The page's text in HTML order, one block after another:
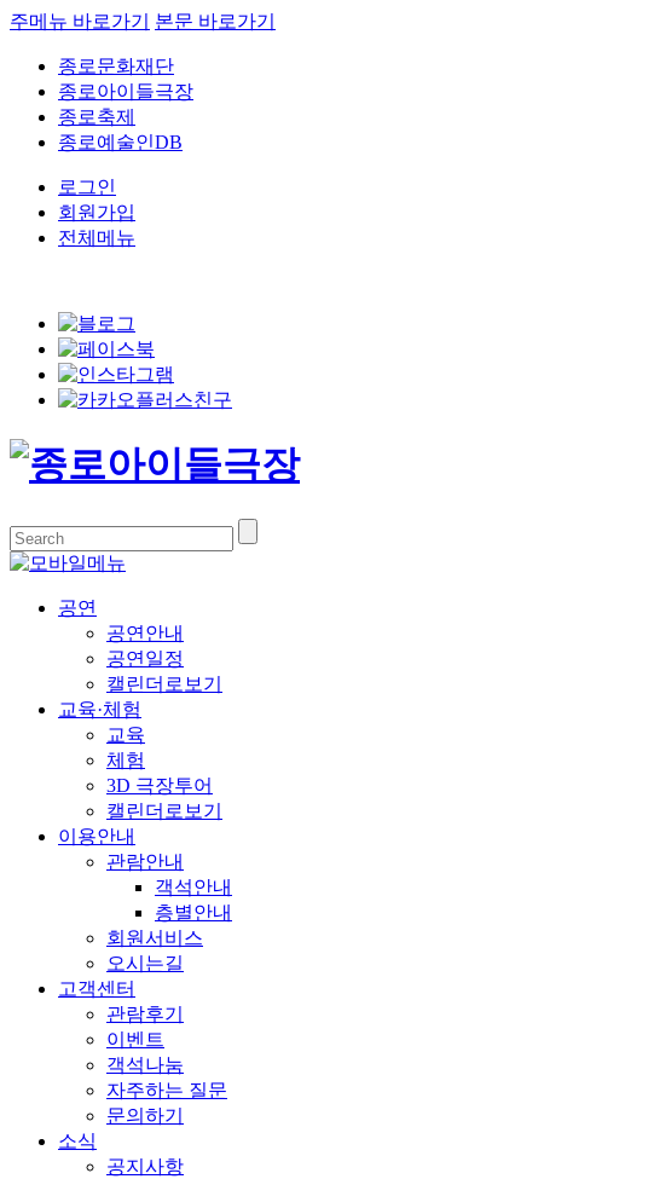
주메뉴 바로가기 본문 바로가기
종로문화재단
종로아이들극장
종로축제
종로예술인DB
로그인
회원가입
전체메뉴
공연
공연안내
공연일정
캘린더로보기
교육·체험
교육
체험
3D 극장투어
캘린더로보기
이용안내
관람안내
객석안내
층별안내
회원서비스
오시는길
고객센터
관람후기
이벤트
객석나눔
자주하는 질문
문의하기
소식
공지사항